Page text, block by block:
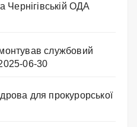
Чернігівській ОДА
службовий
06-30
для прокурорської